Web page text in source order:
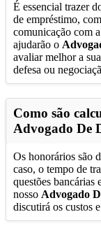
É essencial trazer
de empréstimo,
comunicação com
ajudarão o
avaliar melhor a
defesa ou
Como são
Advogado De
Os honorários são
caso, o tempo de
questões
nosso Advogado
discutirá os custos